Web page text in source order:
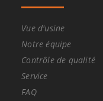
Vue d'usine
Notre équipe
Contrôle de qualité
Service
FAQ